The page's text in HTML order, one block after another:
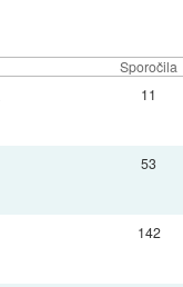
Sporočila
11
53
142